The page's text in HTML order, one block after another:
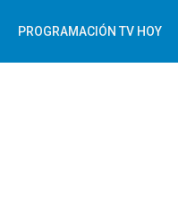
PROGRAMACIÓN TV HOY